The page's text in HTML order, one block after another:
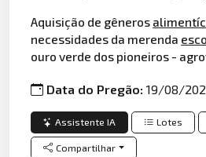
Aquisição de gêneros
necessidades da merenda
ouro verde dos pioneiros -
Data do Pregão:19/08/
Assistente IA Lotes
Compartilhar